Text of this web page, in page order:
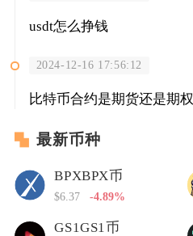
usdt怎么挣钱
2024-12-16 17:56:12
比特币合约是期货还是期权
最新币种
BPXBPX币
$6.37 -4.89%
GS1GS1币